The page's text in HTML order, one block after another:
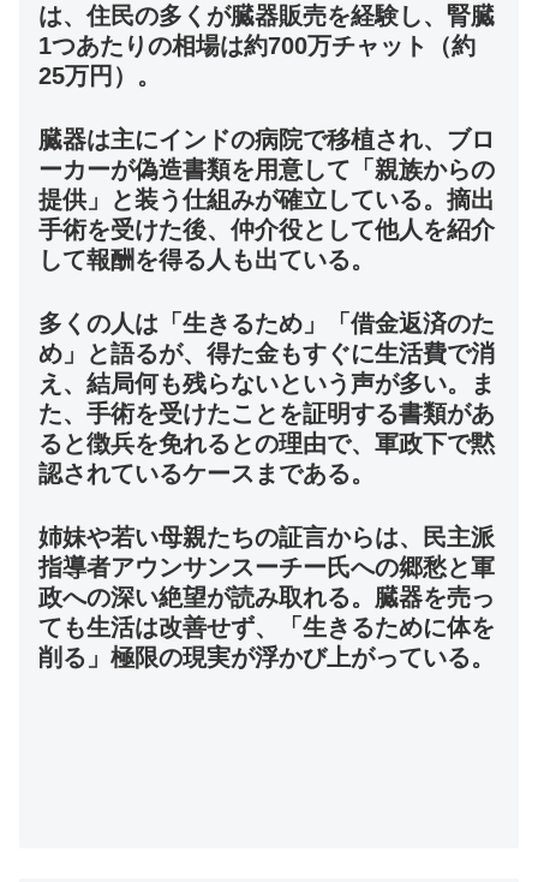
は、住民の多くが臓器販売を経験し、腎臓
1つあたりの相場は約700万チャット（約
25万円）。
臓器は主にインドの病院で移植され、ブロ
ーカーが偽造書類を用意して「親族からの
提供」と装う仕組みが確立している。摘出
手術を受けた後、仲介役として他人を紹介
して報酬を得る人も出ている。
多くの人は「生きるため」「借金返済のた
め」と語るが、得た金もすぐに生活費で消
え、結局何も残らないという声が多い。ま
た、手術を受けたことを証明する書類があ
ると徴兵を免れるとの理由で、軍政下で黙
認されているケースまである。
姉妹や若い母親たちの証言からは、民主派
指導者アウンサンスーチー氏への郷愁と軍
政への深い絶望が読み取れる。臓器を売っ
ても生活は改善せず、「生きるために体を
削る」極限の現実が浮かび上がっている。